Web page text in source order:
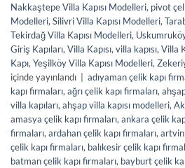
Nakkaştepe Villa Kapısı Modelleri, pivot
Modelleri, Silivri Villa Kapısı Modelleri,
Tekirdağ Villa Kapısı Modelleri,
Giriş Kapıları, Villa Kapısı, villa kapısı, Villa
Kapı, Yeşilköy Villa Kapısı Modelleri,
içinde yayınlandı
adıyaman çelik kapı
kapı firmaları, ağrı çelik kapı firmaları,
villa kapıları, ahşap villa kapısı modelleri,
amasya çelik kapı firmaları, ankara çelik
firmaları, ardahan çelik kapı firmaları, artvin
çelik kapı firmaları, balıkesir çelik kapı
batman çelik kapı firmaları, bayburt çelik